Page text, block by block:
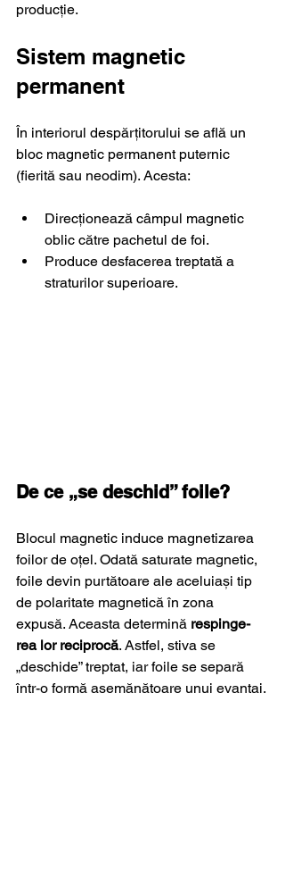
producție.
Sistem magnetic
permanent
În interiorul despărțitorului se află un
bloc magnetic permanent puternic
(fierită sau neodim). Acesta:
Direcționează câmpul magnetic
oblic către pachetul de foi.
Produce desfacerea treptată a
straturilor superioare.
De ce „se deschid” foile?
Blocul magnetic induce magnetizarea
foilor de oțel. Odată saturate magnetic,
foile devin purtătoare ale aceluiași tip
de polaritate magnetică în zona
expusă. Aceasta determină respinge­
rea lor reciprocă. Astfel, stiva se
„deschide” treptat, iar foile se separă
într-o formă asemănătoare unui evantai.